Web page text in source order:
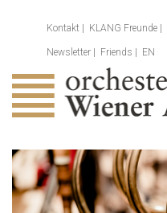
Kontakt KLANG Freunde
Newsletter Friends EN